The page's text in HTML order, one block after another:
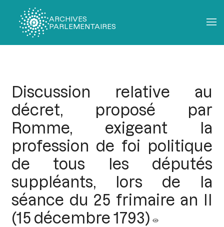
ARCHIVES
PARLEMENTAIRES
Discussion relative au
décret, proposé par
Romme, exigeant la
profession de foi politique
de tous les députés
suppléants, lors de la
séance du 25 frimaire an II
(15 décembre 1793)